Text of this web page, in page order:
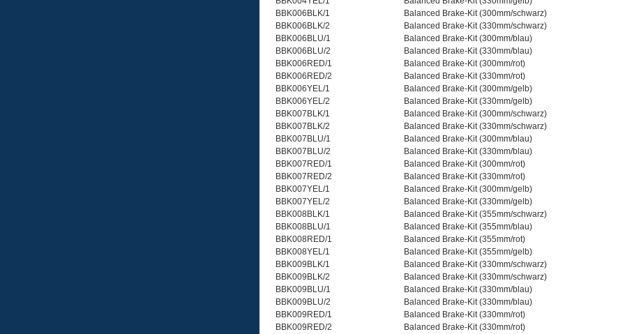
BBK006BLK/1
Balanced Brake-Kit (300mm/schwarz)
BBK006BLK/2
Balanced Brake-Kit (330mm/schwarz)
BBK006BLU/1
Balanced Brake-Kit (300mm/blau)
BBK006BLU/2
Balanced Brake-Kit (330mm/blau)
BBK006RED/1
Balanced Brake-Kit (300mm/rot)
BBK006RED/2
Balanced Brake-Kit (330mm/rot)
BBK006YEL/1
Balanced Brake-Kit (300mm/gelb)
BBK006YEL/2
Balanced Brake-Kit (330mm/gelb)
BBK007BLK/1
Balanced Brake-Kit (300mm/schwarz)
BBK007BLK/2
Balanced Brake-Kit (330mm/schwarz)
BBK007BLU/1
Balanced Brake-Kit (300mm/blau)
BBK007BLU/2
Balanced Brake-Kit (330mm/blau)
BBK007RED/1
Balanced Brake-Kit (300mm/rot)
BBK007RED/2
Balanced Brake-Kit (330mm/rot)
BBK007YEL/1
Balanced Brake-Kit (300mm/gelb)
BBK007YEL/2
Balanced Brake-Kit (330mm/gelb)
BBK008BLK/1
Balanced Brake-Kit (355mm/schwarz)
BBK008BLU/1
Balanced Brake-Kit (355mm/blau)
BBK008RED/1
Balanced Brake-Kit (355mm/rot)
BBK008YEL/1
Balanced Brake-Kit (355mm/gelb)
BBK009BLK/1
Balanced Brake-Kit (330mm/schwarz)
BBK009BLK/2
Balanced Brake-Kit (330mm/schwarz)
BBK009BLU/1
Balanced Brake-Kit (330mm/blau)
BBK009BLU/2
Balanced Brake-Kit (330mm/blau)
BBK009RED/1
Balanced Brake-Kit (330mm/rot)
BBK009RED/2
Balanced Brake-Kit (330mm/rot)